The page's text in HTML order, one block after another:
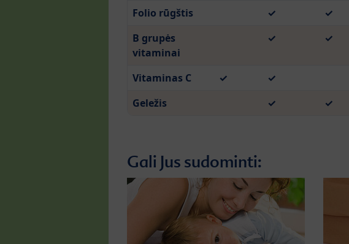
Folio rūgštis
✓
✓
B grupės
vitaminai
✓ ✓
Vitaminas C ✓
✓
Geležis
✓ ✓
Gali Jus sudominti: